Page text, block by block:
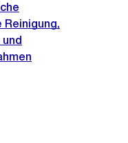
Reinigung,